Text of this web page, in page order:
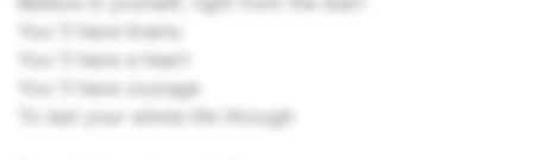
You`ll have brains
You`ll have a heart
You`ll have courage
To last your whole life through